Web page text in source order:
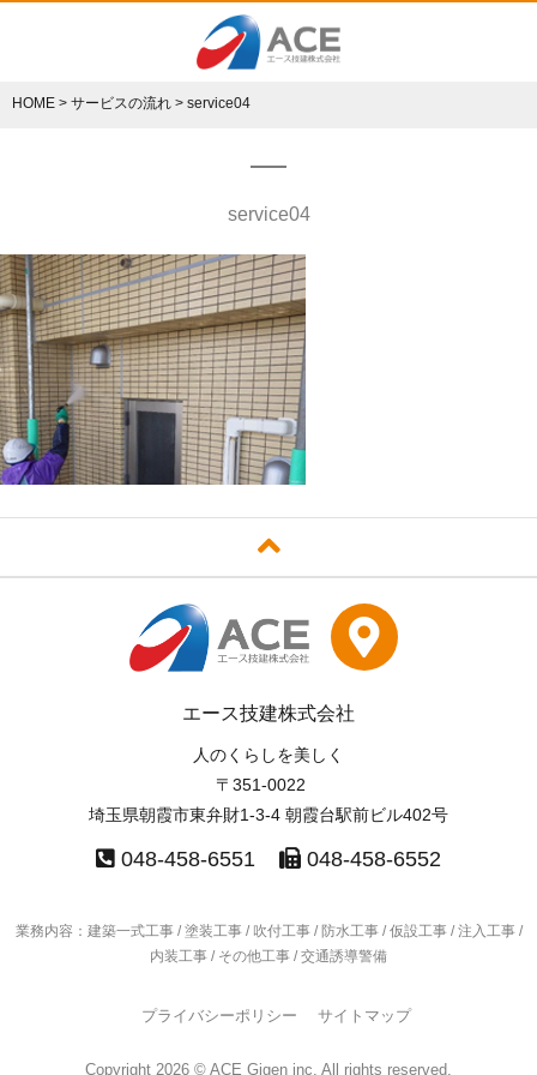
HOME > サービスの流れ > service04
service04
エース技建株式会社
人のくらしを美しく
〒351-0022
埼玉県朝霞市東弁財1-3-4 朝霞台駅前ビル402号
048-458-6551 048-458-6552
業務内容：建築一式工事 / 塗装工事 / 吹付工事 / 防水工事 /仮設工事 / 注入工事 /
内装工事 / その他工事 / 交通誘導警備
プライバシーポリシー サイトマップ
Copyright 2026 © ACE Gigen inc. All rights reserved.